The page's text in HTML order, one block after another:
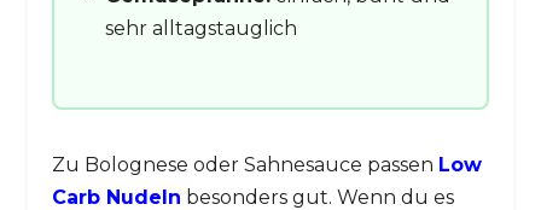
sehr alltagstauglich
Zu Bolognese oder Sahnesauce passen Low
Carb Nudeln besonders gut. Wenn du es